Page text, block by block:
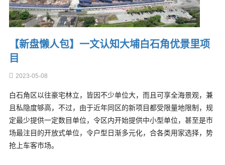
【新盘懒人包】一文认知大埔白石角优景里项
目
2023-05-08
白石角区以往豪宅林立，皆因不少单位大，而且可享全海景观，兼
且私隐度够高，不过，由于近年同区的新项目都受限量地限制，规
定最少提供一定数目单位，令区内开始提供中小型单位，甚至是市
场最注目的开放式单位，令户型日渐多元化，合各类用家选择，势
抢上车客市场。